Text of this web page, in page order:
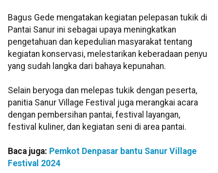
Bagus Gede mengatakan kegiatan pelepasan tukik di
Pantai Sanur ini sebagai upaya meningkatkan
pengetahuan dan kepedulian masyarakat tentang
kegiatan konservasi, melestarikan keberadaan penyu
yang sudah langka dari bahaya kepunahan.
Selain beryoga dan melepas tukik dengan peserta,
panitia Sanur Village Festival juga merangkai acara
dengan pembersihan pantai, festival layangan,
festival kuliner, dan kegiatan seni di area pantai.
Baca juga: Pemkot Denpasar bantu Sanur Village
Festival 2024